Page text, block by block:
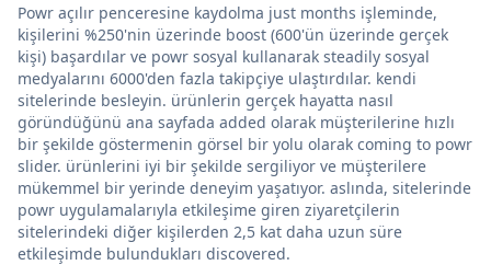
Powr açılır penceresine kaydolma just months işleminde,
kişilerini %250'nin üzerinde boost (600'ün üzerinde gerçek
kişi) başardılar ve powr sosyal kullanarak steadily sosyal
medyalarını 6000'den fazla takipçiye ulaştırdılar. kendi
sitelerinde besleyin. ürünlerin gerçek hayatta nasıl
göründüğünü ana sayfada added olarak müşterilerine hızlı
bir şekilde göstermenin görsel bir yolu olarak coming to powr
slider. ürünlerini iyi bir şekilde sergiliyor ve müşterilere
mükemmel bir yerinde deneyim yaşatıyor. aslında, sitelerinde
powr uygulamalarıyla etkileşime giren ziyaretçilerin
sitelerindeki diğer kişilerden 2,5 kat daha uzun süre
etkileşimde bulundukları discovered.